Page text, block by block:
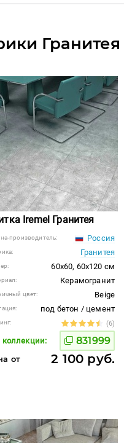
Гранитея
Iremel Гранитея
производитель: Россия
Гранитея
60x60, 60x120 см
Керамогранит
цвет: Beige
под бетон / цемент
(6)
коллекции: 831999
от 2 100 руб.